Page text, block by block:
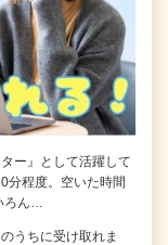
ー』として活躍して
分程度。空いた時間
ろん…
うちに受け取れま